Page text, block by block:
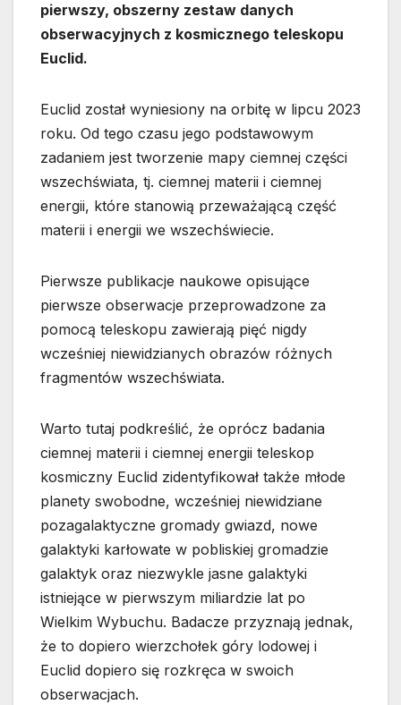
pierwszy, obszerny zestaw danych
obserwacyjnych z kosmicznego teleskopu
Euclid.
Euclid został wyniesiony na orbitę w lipcu 2023
roku. Od tego czasu jego podstawowym
zadaniem jest tworzenie mapy ciemnej części
wszechświata, tj. ciemnej materii i ciemnej
energii, które stanowią przeważającą część
materii i energii we wszechświecie.
Pierwsze publikacje naukowe opisujące
pierwsze obserwacje przeprowadzone za
pomocą teleskopu zawierają pięć nigdy
wcześniej niewidzianych obrazów różnych
fragmentów wszechświata.
Warto tutaj podkreślić, że oprócz badania
ciemnej materii i ciemnej energii teleskop
kosmiczny Euclid zidentyfikował także młode
planety swobodne, wcześniej niewidziane
pozagalaktyczne gromady gwiazd, nowe
galaktyki karłowate w pobliskiej gromadzie
galaktyk oraz niezwykle jasne galaktyki
istniejące w pierwszym miliardzie lat po
Wielkim Wybuchu. Badacze przyznają jednak,
że to dopiero wierzchołek góry lodowej i
Euclid dopiero się rozkręca w swoich
obserwacjach.